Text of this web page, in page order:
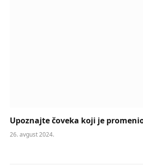
Upoznajte čoveka koji je
26. avgust 2024.